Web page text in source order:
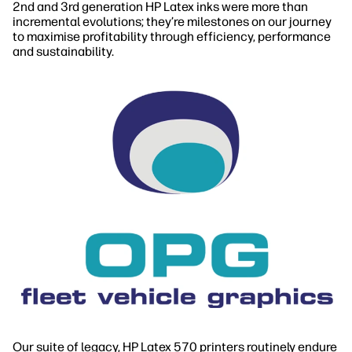
2nd and 3rd generation HP Latex inks were more than
incremental evolutions; they’re milestones on our journey
to maximise profitability through efficiency, performance
and sustainability.
Our suite of legacy, HP Latex 570 printers routinely endure